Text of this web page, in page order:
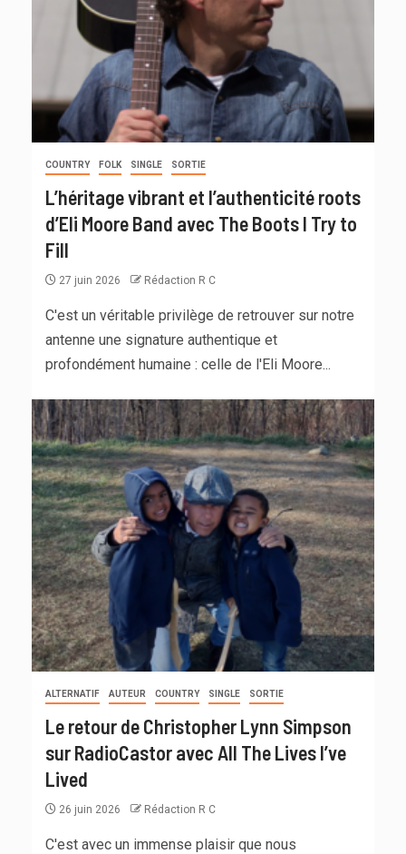
COUNTRY FOLK SINGLE SORTIE
L’héritage vibrant et l’authenticité roots
d’Eli Moore Band avec The Boots I Try to
Fill
27 juin 2026 Rédaction R C
C'est un véritable privilège de retrouver sur notre
antenne une signature authentique et
profondément humaine : celle de l'Eli Moore...
ALTERNATIF AUTEUR COUNTRY SINGLE SORTIE
Le retour de Christopher Lynn Simpson
sur RadioCastor avec All The Lives I’ve
Lived
26 juin 2026 Rédaction R C
C'est avec un immense plaisir que nous